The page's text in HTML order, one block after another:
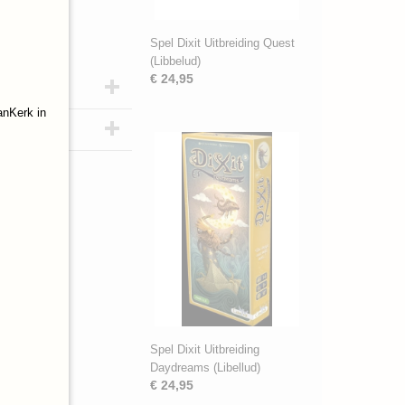
Spel Dixit Uitbreiding Quest
(Libbelud)
€ 24,95
Spel Dixit Uitbreiding
Daydreams (Libellud)
€ 24,95
in